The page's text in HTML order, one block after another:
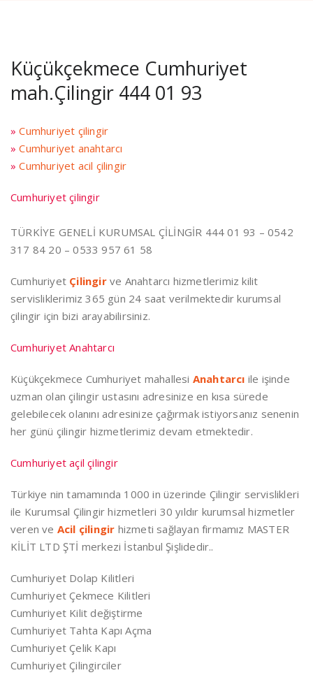
Küçükçekmece Cumhuriyet
mah.Çilingir 444 01 93
» Cumhuriyet çilingir
» Cumhuriyet anahtarcı
» Cumhuriyet acil çilingir
Cumhuriyet çilingir
TÜRKİYE GENELİ KURUMSAL ÇİLİNGİR 444 01 93 – 0542
317 84 20 – 0533 957 61 58
Cumhuriyet Çilingirve Anahtarcı hizmetlerimiz kilit
servisliklerimiz 365 gün 24 saat verilmektedir kurumsal
çilingir için bizi arayabilirsiniz.
Cumhuriyet Anahtarcı
Küçükçekmece Cumhuriyet mahallesi Anahtarcı ile işinde
uzman olan çilingir ustasını adresinize en kısa sürede
gelebilecek olanını adresinize çağırmak istiyorsanız senenin
her günü çilingir hizmetlerimiz devam etmektedir.
Cumhuriyet açil çilingir
Türkiye nin tamamında 1000 in üzerinde Çilingir servislikleri
ile Kurumsal Çilingir hizmetleri 30 yıldır kurumsal hizmetler
veren ve Acil çilingir hizmeti sağlayan firmamız MASTER
KİLİT LTD ŞTİ merkezi İstanbul Şişlidedir..
Cumhuriyet Dolap Kilitleri
Cumhuriyet Çekmece Kilitleri
Cumhuriyet Kilit değiştirme
Cumhuriyet Tahta Kapı Açma
Cumhuriyet Çelik Kapı
Cumhuriyet Çilingirciler